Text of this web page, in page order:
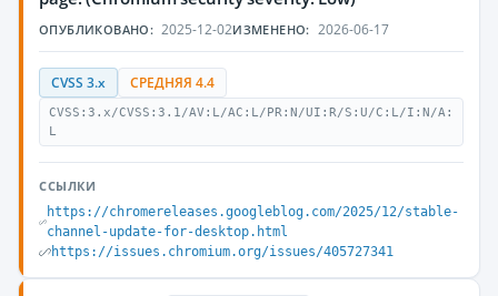
ОПУБЛИКОВАНО: 2025-12-02ИЗМЕНЕНО: 2026-06-17
CVSS 3.x СРЕДНЯЯ 4.4
CVSS:3.x/CVSS:3.1/AV:L/AC:L/PR:N/UI:R/S:U/C:L/I:N/A:
L
ССЫЛКИ
https://chromereleases.googleblog.com/2025/12/stable-
channel-update-for-desktop.html
https://issues.chromium.org/issues/405727341